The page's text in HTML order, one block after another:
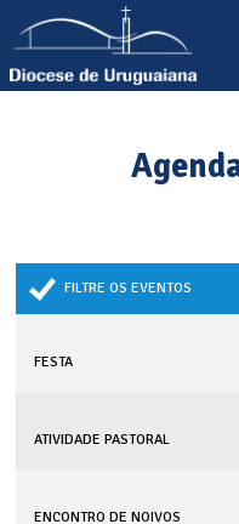
FILTRE OS EVENTOS
FESTA
ATIVIDADE PASTORAL
ENCONTRO DE NOIVOS